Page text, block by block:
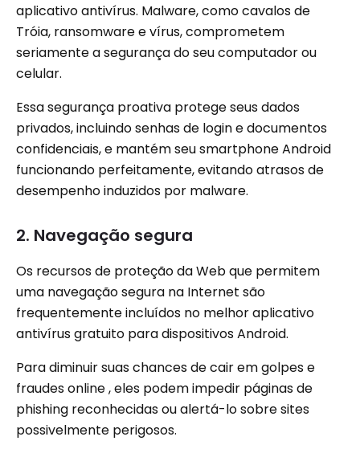
aplicativo antivírus. Malware, como cavalos de
Tróia, ransomware e vírus, comprometem
seriamente a segurança do seu computador ou
celular.
Essa segurança proativa protege seus dados
privados, incluindo senhas de login e documentos
confidenciais, e mantém seu smartphone Android
funcionando perfeitamente, evitando atrasos de
desempenho induzidos por malware.
2. Navegação segura
Os recursos de proteção da Web que permitem
uma navegação segura na Internet são
frequentemente incluídos no melhor aplicativo
antivírus gratuito para dispositivos Android.
Para diminuir suas chances de cair em golpes e
fraudes online , eles podem impedir páginas de
phishing reconhecidas ou alertá-lo sobre sites
possivelmente perigosos.